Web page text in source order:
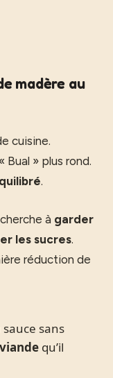
madère au
cuisine.
Bual » plus rond.
.
à garder
les sucres.
réduction de
sans
qu’il